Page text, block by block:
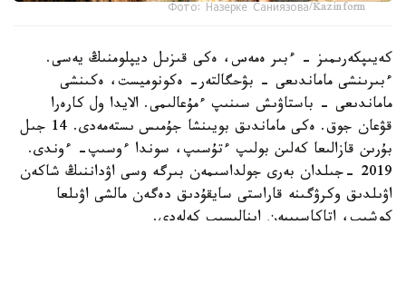
Фото: Назерке Саниязова/Kazinform
كەيىپكەرىمىز - ءبىر ەمەس، ەكى قىزىل ديپلومنىڭ يەسى.
ءبىرىنشى ماماندىعى - بۋحگالتەر- ەكونوميست، ەكىنشى
ماماندىعى - باستاۋىش سىنىپ ءمۇعالىمى. الايدا ول كارەرا
قۋعان جوق. ەكى ماماندىق بويىنشا جۇمىس ىستەمەدى. 14 جىل
بۇرىن قازالىعا كەلىن بولىپ ءتۇسىپ، سوندا ءوسىپ- ءوندى.
2019 -جىلدان بەرى جولداسىمەن بىرگە وسى اۋداننىڭ شاكەن
اۋىلدىق وكرۋگىنە قاراستى سايقۇدىق دەگەن مالشى اۋىلعا
كوشىپ، اتاكاسىپپەن اينالىسىپ كەلەدى.